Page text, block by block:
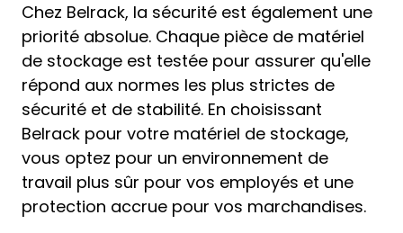
Chez Belrack, la sécurité est également une
priorité absolue. Chaque pièce de matériel
de stockage est testée pour assurer qu'elle
répond aux normes les plus strictes de
sécurité et de stabilité. En choisissant
Belrack pour votre matériel de stockage,
vous optez pour un environnement de
travail plus sûr pour vos employés et une
protection accrue pour vos marchandises.